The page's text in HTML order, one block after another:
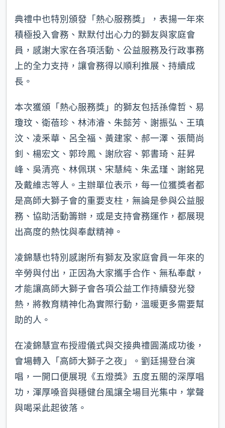
典禮中也特別頒發「熱心服務獎」，表揚一年來
積極投入會務、默默付出心力的獅友與家庭會
員，感謝大家在各項活動、公益服務及行政事務
上的全力支持，讓會務得以順利推展、持續成
長。
本次獲頒「熱心服務獎」的獅友包括孫偉哲、易
瓊玟、衛蓓珍、林沛濬、朱懿芳、謝振弘、王瑱
汶、凌釆華、呂全福、黃建家、郝一澤、張簡尚
釗、楊宏文、郭玲鳳、謝欣容、郭書琦、莊昇
峰、吳清亮、林佩琪、宋慧純、朱孟瑾、謝銘晃
及戴維志等人。主辦單位表示，每一位獲獎者都
是高師大獅子會的重要支柱，無論是參與公益服
務、協助活動籌辦，或是支持會務運作，都展現
出高度的熱忱與奉獻精神。
凌錦慧也特別感謝所有獅友及家庭會員一年來的
辛勞與付出，正因為大家攜手合作、無私奉獻，
才能讓高師大獅子會各項公益工作持續發光發
熱，將教育精神化為實際行動，溫暖更多需要幫
助的人。
在凌錦慧宣布授證儀式與交接典禮圓滿成功後，
會場轉入「高師大獅子之夜」。劉廷揚登台演
唱，一開口便展現《五燈獎》五度五關的深厚唱
功，渾厚嗓音與穩健台風讓全場目光集中，掌聲
與喝采此起彼落。